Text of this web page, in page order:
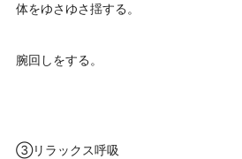
体をゆさゆさ揺する。
腕回しをする。
③リラックス呼吸